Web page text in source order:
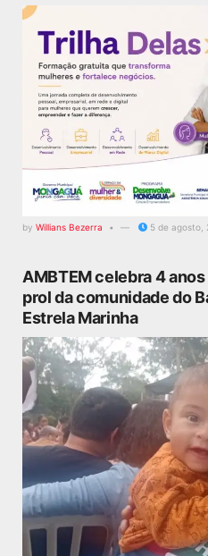
by Willians Bezerra 5 de agosto,
AMBTEM celebra 4
prol da comunidade do
Estrela Marinha